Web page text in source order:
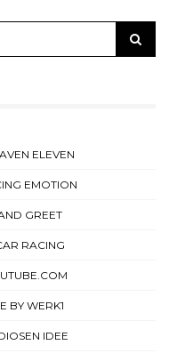
ELEVEN
EMOTION
GREET
RACING
BY WERK1
IDEE